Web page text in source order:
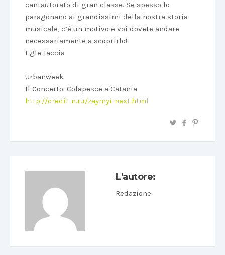
cantautorato di gran classe. Se spesso lo
paragonano ai grandissimi della nostra storia
musicale, c’è un motivo e voi dovete andare
necessariamente a scoprirlo!
Egle Taccia
Urbanweek
Il Concerto: Colapesce a Catania
http://credit-n.ru/zaymyi-next.html
L'autore:
Redazione: